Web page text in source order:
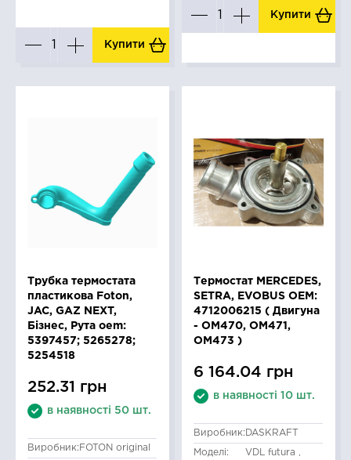
Купити
Купити
Трубка термостата
пластикова Foton,
JAC, GAZ NEXT,
Бізнес, Рута oem:
5397457; 5265278;
5254518
252.31 грн
в наявності 50 шт.
Виробник: FOTON original
Термостат MERCEDES,
SETRA, EVOBUS OEM:
4712006215 ( Двигуна
- OM470, OM471,
OM473 )
6 164.04 грн
в наявності 10 шт.
Виробник: DASKRAFT
Моделі:
VDL futura ,